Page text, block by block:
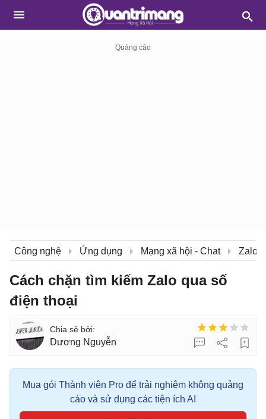
Công nghệ Ứng dụng Mạng xã hội - Chat Zalo
Cách chặn tìm kiếm Zalo qua số
điện thoại
Dương Nguyễn
Mua gói Thành viên Pro để trải nghiệm không quảng
cáo và sử dụng các tiện ích AI